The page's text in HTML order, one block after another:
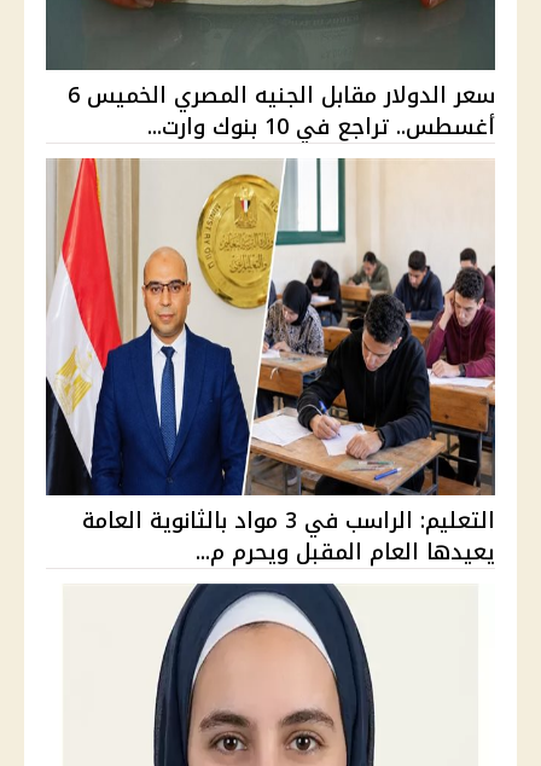
سعر الدولار مقابل الجنيه المصري الخميس 6
أغسطس.. تراجع في 10 بنوك وارت...
التعليم: الراسب في 3 مواد بالثانوية العامة
يعيدها العام المقبل ويحرم م...